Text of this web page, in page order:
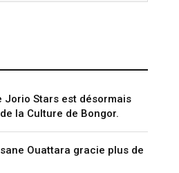
Jorio Stars est désormais
la Culture de Bongor.
Ouattara gracie plus de